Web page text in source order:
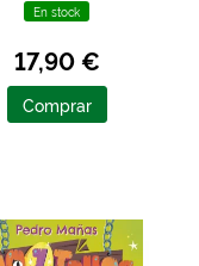
En stock
17,90 €
Comprar